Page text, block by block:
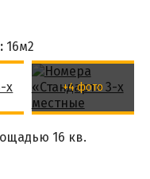
16м2
+4 фото
16 кв.